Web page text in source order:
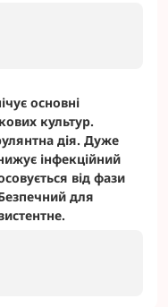
основні
культур.
дія. Дуже
інфекційний
від фази
для